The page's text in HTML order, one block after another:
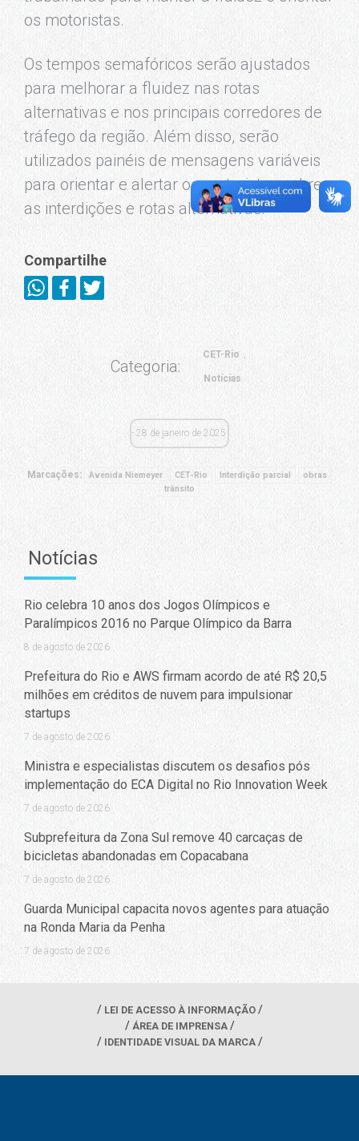
os motoristas.
Os tempos semafóricos serão ajustados
para melhorar a fluidez nas rotas
alternativas e nos principais corredores de
tráfego da região. Além disso, serão
utilizados painéis de mensagens variáveis
para orientar e alertar os motoristas sobre
as interdições e rotas alternativas.
Compartilhe
Categoria:
CET-Rio
Notícias
28 de janeiro de 2025
Marcações: Avenida Niemeyer CET-Rio Interdição parcial
obras
trânsito
Notícias
Rio celebra 10 anos dos Jogos Olímpicos e
Paralímpicos 2016 no Parque Olímpico da Barra
8 de agosto de 2026
Prefeitura do Rio e AWS firmam acordo de até R$ 20,5
milhões em créditos de nuvem para impulsionar
startups
7 de agosto de 2026
Ministra e especialistas discutem os desafios pós
implementação do ECA Digital no Rio Innovation Week
7 de agosto de 2026
Subprefeitura da Zona Sul remove 40 carcaças de
bicicletas abandonadas em Copacabana
7 de agosto de 2026
Guarda Municipal capacita novos agentes para atuação
na Ronda Maria da Penha
7 de agosto de 2026
LEI DE ACESSO À INFORMAÇÃO
ÁREA DE IMPRENSA
IDENTIDADE VISUAL DA MARCA